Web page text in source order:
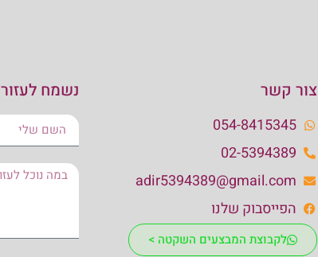
צור קשר
054-8415345
02-5394389
adir5394389@gmail.com
הפייסבוק שלנו
לקבוצת המבצעים השקטה >
נשמח לעזור